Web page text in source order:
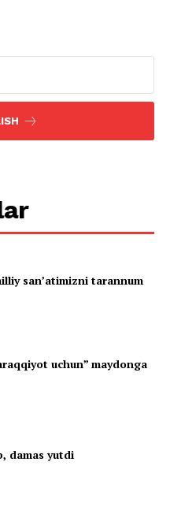
san’atimizni tarannum
uchun” maydonga
damas yutdi